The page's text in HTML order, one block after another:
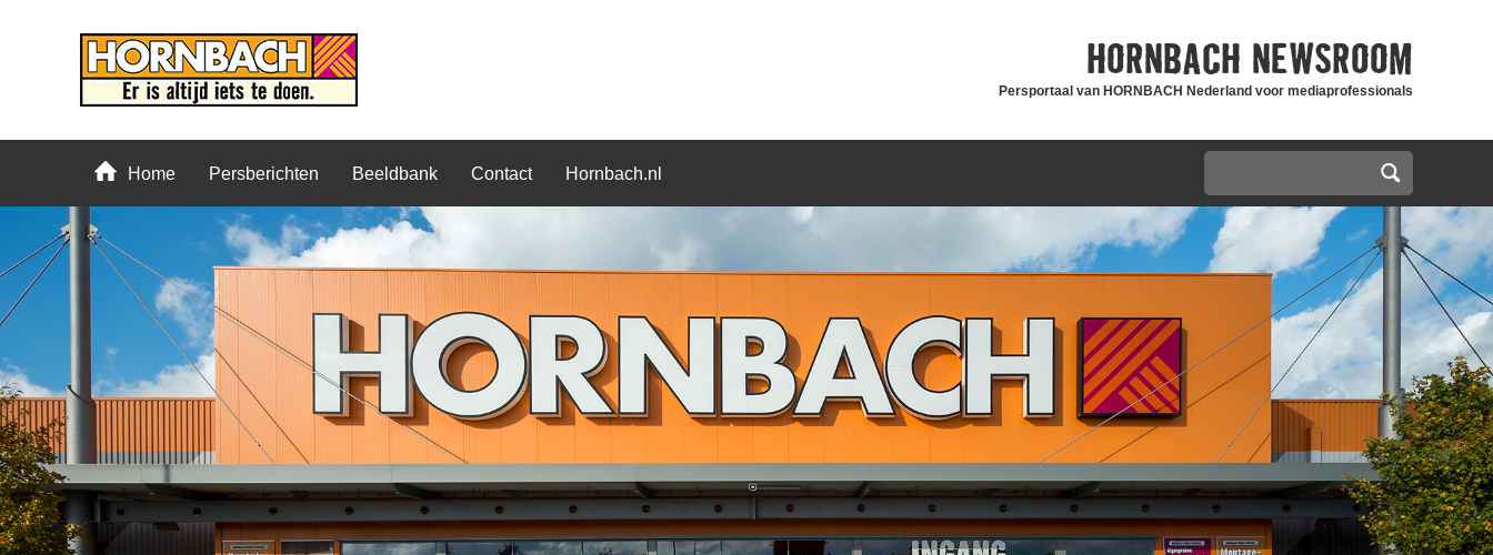
HORNBACH NEWSROOM
Persportaal van HORNBACH Nederland voor mediaprofessionals
Home Persberichten Beeldbank Contact Hornbach.nl